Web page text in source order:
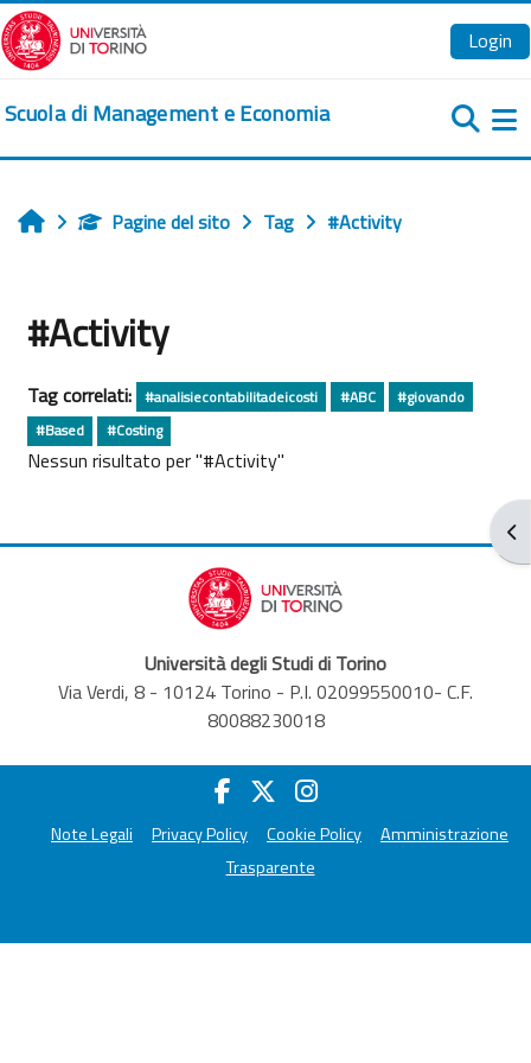
Vai al contenuto principale
Login
Scuola di Management e Economia
HomePagine del sito Tag #Activity
#Activity
Tag correlati: #analisiecontabilitadeicosti #ABC
#giovando
#Based
#Costing
Nessun risultato per "#Activity"
Università degli Studi di Torino
Via Verdi, 8 - 10124 Torino - P.I. 02099550010- C.F.
80088230018
Note Legali Privacy Policy Cookie Policy
Amministrazione
Trasparente